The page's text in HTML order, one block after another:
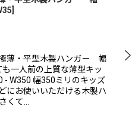
薄・平型木製ハンガー 幅
一人前の上質な薄型キッ
- W350 幅350ミリのキッズ
にお使いいただける木製ハ
くて…